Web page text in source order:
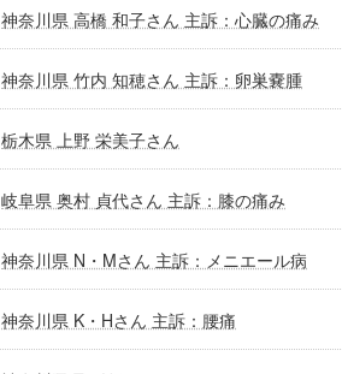
神奈川県 高橋 和子さん 主訴：心臓の痛み
神奈川県 竹内 知穂さん 主訴：卵巣嚢腫
栃木県 上野 栄美子さん
岐阜県 奥村 貞代さん 主訴：膝の痛み
神奈川県 N・Mさん 主訴：メニエール病
神奈川県 K・Hさん 主訴：腰痛